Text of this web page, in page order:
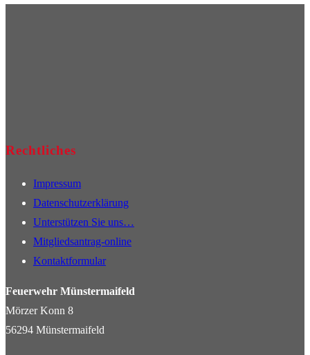
Rechtliches
Impressum
Datenschutzerklärung
Unterstützen Sie uns…
Mitgliedsantrag-online
Kontaktformular
Feuerwehr Münstermaifeld
Mörzer Konn 8
56294 Münstermaifeld